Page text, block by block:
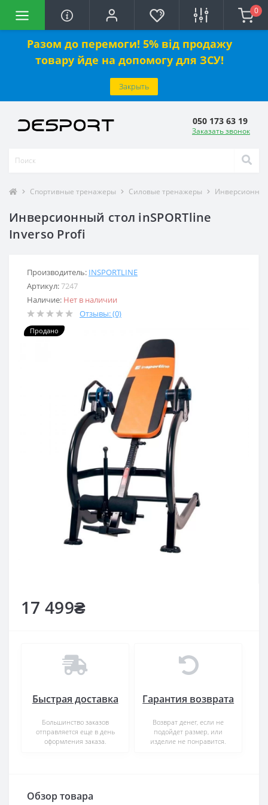
Разом до перемоги! 5% від продажу
товару йде на допомогу для ЗСУ!
Закрыть
0
050 173 63 19
Заказать звонок
Спортивные тренажеры Силовые тренажеры
Инверсионный стол inSPORTline
Inverso Profi
Производитель: INSPORTLINE
Артикул:7247
Наличие: Нет в наличии
Отзывы: (0)
Продано
17 499₴
Быстрая доставка
Большинство заказов
отправляется еще в день
оформления заказа.
Гарантия возврата
Возврат денег, если не
подойдет размер, или
изделие не понравится.
Обзор товара